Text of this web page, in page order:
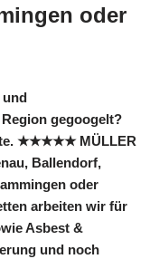
oder
und
gegoogelt?
★★★★★ MÜLLER
Ballendorf,
oder
arbeiten wir für
Asbest &
und noch